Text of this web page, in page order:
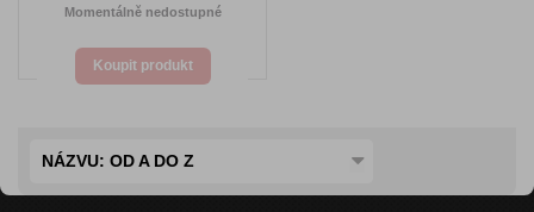
Momentálně nedostupné
Koupit produkt
NÁZVU: OD A DO Z